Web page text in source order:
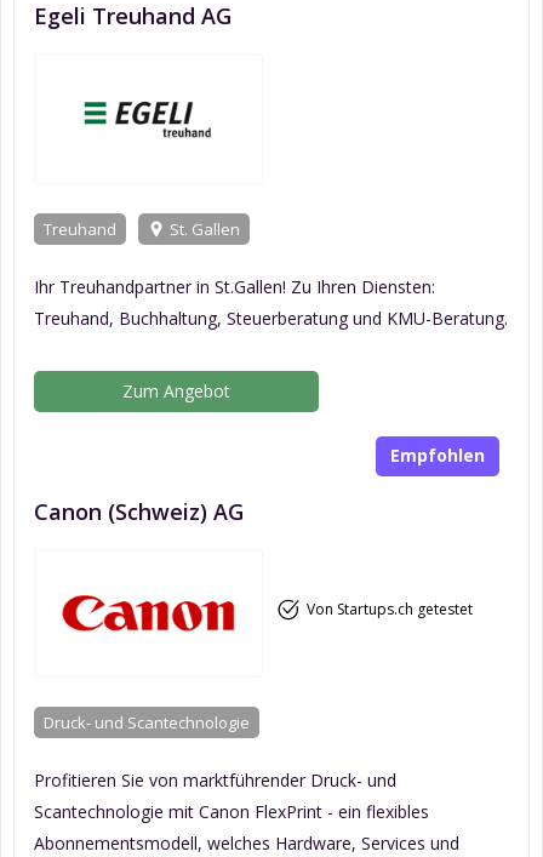
Egeli Treuhand AG
Treuhand St. Gallen
Ihr Treuhandpartner in St.Gallen! Zu Ihren Diensten:
Treuhand, Buchhaltung, Steuerberatung und KMU-Beratung.
Zum Angebot
Canon (Schweiz) AG
Von Startups.ch getestet
Druck- und Scantechnologie
Profitieren Sie von marktführender Druck- und
Scantechnologie mit Canon FlexPrint - ein flexibles
Abonnementsmodell, welches Hardware, Services und
Empfohlen